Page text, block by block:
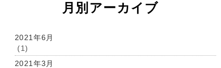
月別アーカイブ
2021年6月
(1)
2021年3月